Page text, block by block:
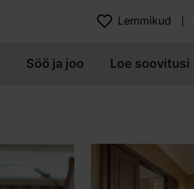
Lemmikud
Söö ja joo Loe soovitusi